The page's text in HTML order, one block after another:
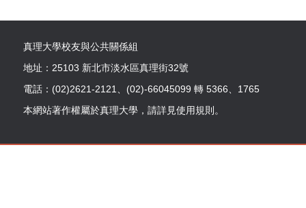
真理大學校友與公共關係組
地址：25103 新北市淡水區真理街32號
電話：(02)2621-2121、(02)-66045099 轉 5366、1765
本網站著作權屬於真理大學，請詳見使用規則。